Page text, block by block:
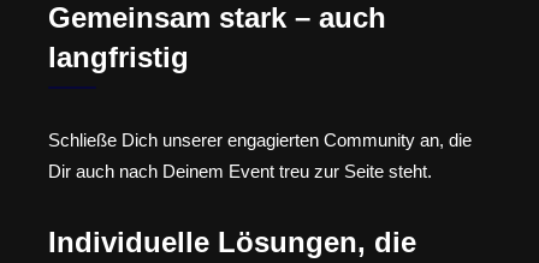
Gemeinsam stark – auch
langfristig
Schließe Dich unserer engagierten Community an, die
Dir auch nach Deinem Event treu zur Seite steht.
Individuelle Lösungen, die